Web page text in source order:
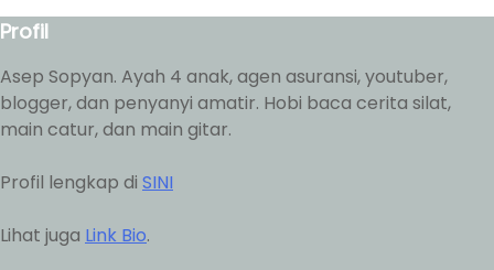
Profil
Asep Sopyan. Ayah 4 anak, agen asuransi, youtuber,
blogger, dan penyanyi amatir. Hobi baca cerita silat,
main catur, dan main gitar.
Profil lengkap di SINI
Lihat juga Link Bio.